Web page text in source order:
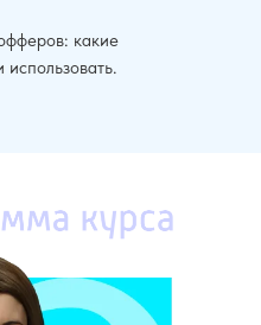
какие
использовать.